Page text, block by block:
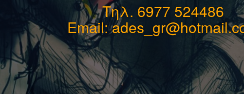
Τηλ. 6977 524486
Email: